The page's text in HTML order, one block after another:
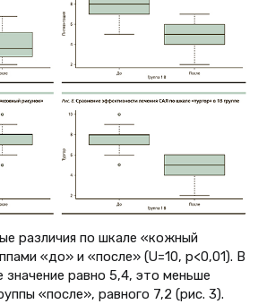
различия по шкале «кожный
«до» и «после» (U=10, p<0,01). В
значение равно 5,4, это меньше
«после», равного 7,2 (рис. 3).